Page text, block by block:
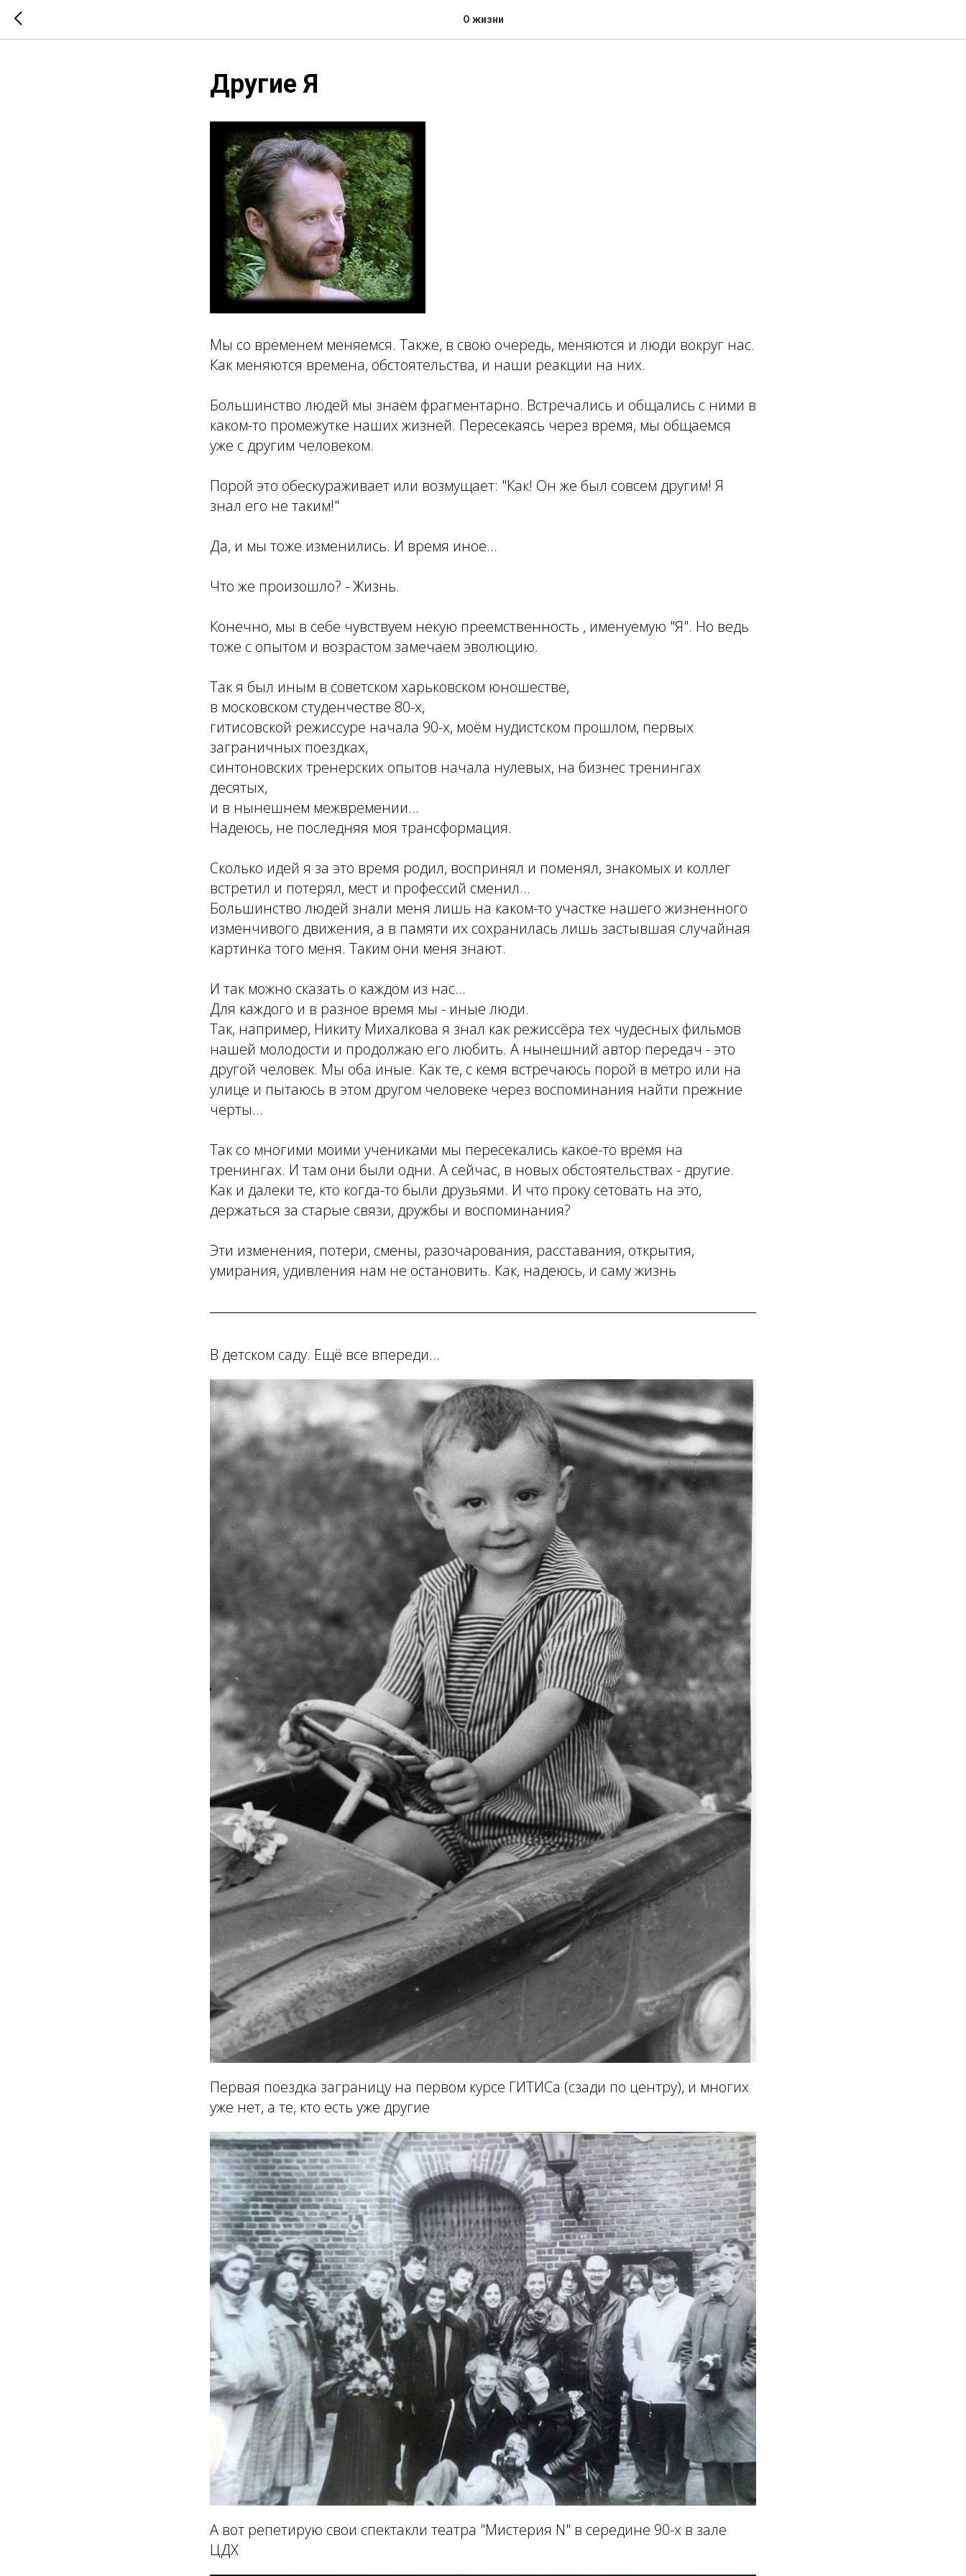
О жизни
Другие Я
Мы со временем меняемся. Также, в свою очередь, меняются и люди вокруг нас.
Как меняются времена, обстоятельства, и наши реакции на них.
Большинство людей мы знаем фрагментарно. Встречались и общались с ними в
каком-то промежутке наших жизней. Пересекаясь через время, мы общаемся
уже с другим человеком.
Порой это обескураживает или возмущает: "Как! Он же был совсем другим! Я
знал его не таким!"
Да, и мы тоже изменились. И время иное...
Что же произошло? - Жизнь.
Конечно, мы в себе чувствуем некую преемственность , именуемую "Я". Но ведь
тоже с опытом и возрастом замечаем эволюцию.
Так я был иным в советском харьковском юношестве,
в московском студенчестве 80-х,
гитисовской режиссуре начала 90-х, моём нудистском прошлом, первых
заграничных поездках,
синтоновских тренерских опытов начала нулевых, на бизнес тренингах
десятых,
и в нынешнем межвремении...
Надеюсь, не последняя моя трансформация.
Сколько идей я за это время родил, воспринял и поменял, знакомых и коллег
встретил и потерял, мест и профессий сменил...
Большинство людей знали меня лишь на каком-то участке нашего жизненного
изменчивого движения, а в памяти их сохранилась лишь застывшая случайная
картинка того меня. Таким они меня знают.
И так можно сказать о каждом из нас...
Для каждого и в разное время мы - иные люди.
Так, например, Никиту Михалкова я знал как режиссёра тех чудесных фильмов
нашей молодости и продолжаю его любить. А нынешний автор передач - это
другой человек. Мы оба иные. Как те, с кемя встречаюсь порой в метро или на
улице и пытаюсь в этом другом человеке через воспоминания найти прежние
черты...
Так со многими моими учениками мы пересекались какое-то время на
тренингах. И там они были одни. А сейчас, в новых обстоятельствах - другие.
Как и далеки те, кто когда-то были друзьями. И что проку сетовать на это,
держаться за старые связи, дружбы и воспоминания?
Эти изменения, потери, смены, разочарования, расставания, открытия,
умирания, удивления нам не остановить. Как, надеюсь, и саму жизнь
В детском саду. Ещё все впереди...
Первая поездка заграницу на первом курсе ГИТИСа (сзади по центру), и многих
уже нет, а те, кто есть уже другие
А вот репетирую свои спектакли театра "Мистерия N" в середине 90-х в зале
ЦДХ